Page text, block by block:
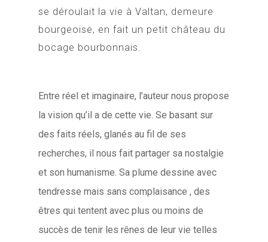
se déroulait la vie à Valtan, demeure
bourgeoise, en fait un petit château du
bocage bourbonnais.
Entre réel et imaginaire, l’auteur nous propose
la vision qu’il a de cette vie. Se basant sur
des faits réels, glanés au fil de ses
recherches, il nous fait partager sa nostalgie
et son humanisme. Sa plume dessine avec
tendresse mais sans complaisance , des
êtres qui tentent avec plus ou moins de
succès de tenir les rênes de leur vie telles